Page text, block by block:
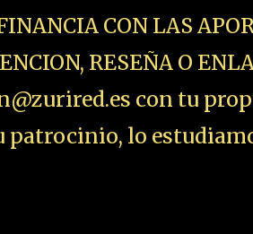
CON LAS
RESEÑA O
con tu
patrocinio, lo